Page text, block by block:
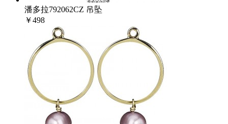
潘多拉792062CZ 吊坠
￥498